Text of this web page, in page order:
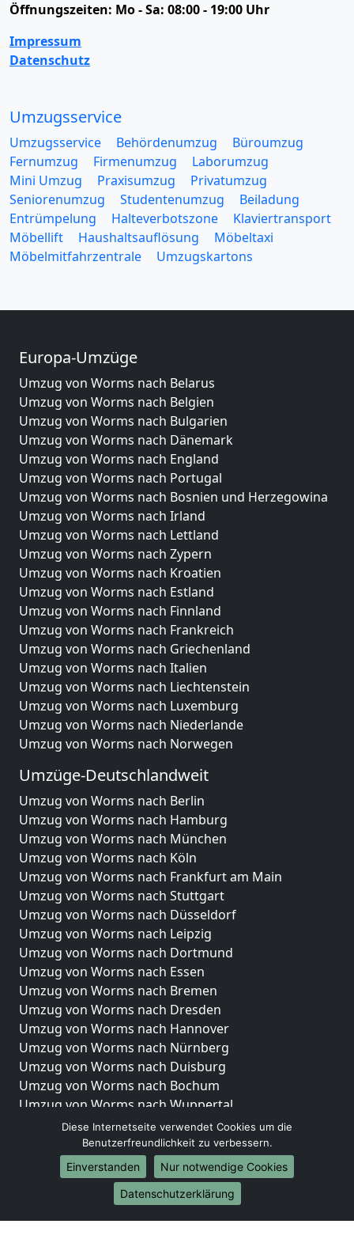
Öffnungszeiten: Mo - Sa: 08:00 - 19:00 Uhr
Impressum
Datenschutz
Umzugsservice
Umzugsservice Behördenumzug
Büroumzug
Fernumzug
Firmenumzug
Laborumzug
Mini Umzug
Praxisumzug
Privatumzug
Seniorenumzug
Studentenumzug
Beiladung
Entrümpelung
Halteverbotszone
Klaviertransport
Möbellift
Haushaltsauflösung
Möbeltaxi
Möbelmitfahrzentrale
Umzugskartons
Europa-Umzüge
Umzug von Worms nach Belarus
Umzug von Worms nach Belgien
Umzug von Worms nach Bulgarien
Umzug von Worms nach Dänemark
Umzug von Worms nach England
Umzug von Worms nach Portugal
Umzug von Worms nach Bosnien und Herzegowina
Umzug von Worms nach Irland
Umzug von Worms nach Lettland
Umzug von Worms nach Zypern
Umzug von Worms nach Kroatien
Umzug von Worms nach Estland
Umzug von Worms nach Finnland
Umzug von Worms nach Frankreich
Umzug von Worms nach Griechenland
Umzug von Worms nach Italien
Umzug von Worms nach Liechtenstein
Umzug von Worms nach Luxemburg
Umzug von Worms nach Niederlande
Umzug von Worms nach Norwegen
Umzüge-Deutschlandweit
Umzug von Worms nach Berlin
Umzug von Worms nach Hamburg
Umzug von Worms nach München
Umzug von Worms nach Köln
Umzug von Worms nach Frankfurt am Main
Umzug von Worms nach Stuttgart
Umzug von Worms nach Düsseldorf
Umzug von Worms nach Leipzig
Umzug von Worms nach Dortmund
Umzug von Worms nach Essen
Umzug von Worms nach Bremen
Umzug von Worms nach Dresden
Umzug von Worms nach Hannover
Umzug von Worms nach Nürnberg
Umzug von Worms nach Duisburg
Umzug von Worms nach Bochum
Umzug von Worms nach Wuppertal
Umzug von Worms nach Bielefeld
Umzug von Worms nach Bonn
Umzug von Worms nach Münster
Internationale-Umzüge
Umzug von Worms nach Brasilien
Diese Internetseite verwendet Cookies um die
Benutzerfreundlichkeit zu verbessern.
Einverstanden
Nur notwendige Cookies
Datenschutzerklärung